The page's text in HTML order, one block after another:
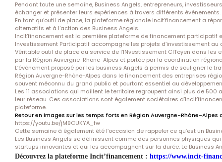
Pendant toute une semaine, Business Angels, entrepreneurs,
échanger et présenter leurs expériences à travers différents événements.
En tant qu’outil de place, la plateforme régionale Incit’financement a
alternatifs et à l’action des Business Angels.
Incit’financement est la première plateforme de financement
Investissement Participatif accompagne les projets d’investissement
Véritable outil de place au service de l’INvestissement CIToyen dans
par la Région Auvergne-Rhône-Alpes et portée par la coordination
L’événement proposé par les business Angels à permis de souligner le
Région Auvergne-Rhône-Alpes dans le financement des entreprises
souvent méconnu du grand public et pourtant essentiel au
Les 11 associations qui maillent le territoire regroupent ainsi plus de
leur réseau. Ces associations sont également sociétaires
plateforme.
Retour en images sur les temps forts en Région Auvergne-Rhône-Alpes
https://youtu.be/jM9CUKYA_fw
Cette semaine à également été l’occasion de rappeler ce qu’est un
Les Business Angels se définissent comme des personnes physiques
startups innovantes et qui les accompagnent sur la durée. Le Business
Découvrez la plateforme Incit’financement : https://www.incit-